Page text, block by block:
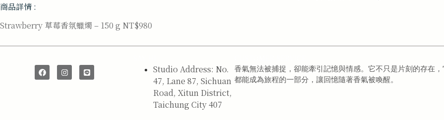
商品詳情 :
Strawberry 草莓香氛蠟燭 – 150 g NT$980
Studio Address: No.
47, Lane 87, Sichuan
Road, Xitun District,
Taichung City 407
香氣無法被捕捉，卻能牽引記憶與情感。它不只是片刻的存在
都能成為旅程的一部分，讓回憶隨著香氣被喚醒。